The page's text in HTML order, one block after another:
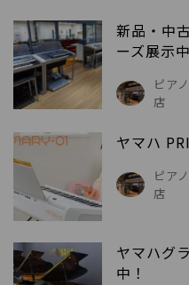
新品・中
ーズ展示中
ピア
店
ヤマハ
ピア
店
ヤマハグ
中！